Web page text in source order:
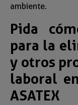
ambiente.
Pida
para la
y otros
laboral
ASATEX